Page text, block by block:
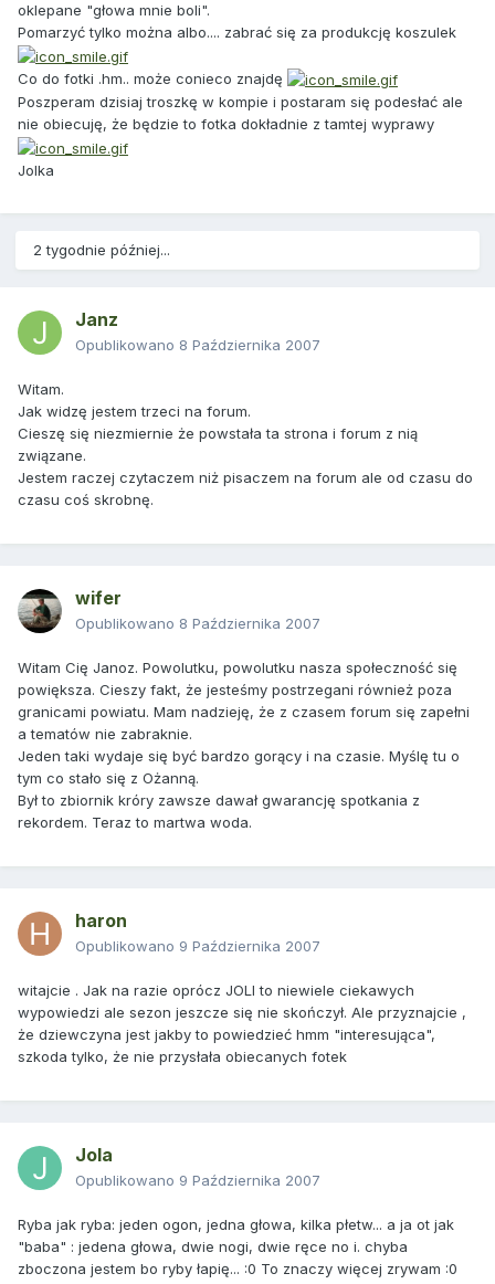
oklepane "głowa mnie boli".
Pomarzyć tylko można albo.... zabrać się za produkcję koszulek
Co do fotki .hm.. może conieco znajdę
Poszperam dzisiaj troszkę w kompie i postaram się podesłać ale
nie obiecuję, że będzie to fotka dokładnie z tamtej wyprawy
Jolka
2 tygodnie później...
Janz
Opublikowano 8 Października 2007
Witam.
Jak widzę jestem trzeci na forum.
Cieszę się niezmiernie że powstała ta strona i forum z nią
związane.
Jestem raczej czytaczem niż pisaczem na forum ale od czasu do
czasu coś skrobnę.
wifer
Opublikowano 8 Października 2007
Witam Cię Janoz. Powolutku, powolutku nasza społeczność się
powiększa. Cieszy fakt, że jesteśmy postrzegani również poza
granicami powiatu. Mam nadzieję, że z czasem forum się zapełni
a tematów nie zabraknie.
Jeden taki wydaje się być bardzo gorący i na czasie. Myślę tu o
tym co stało się z Ożanną.
Był to zbiornik króry zawsze dawał gwarancję spotkania z
rekordem. Teraz to martwa woda.
haron
Opublikowano 9 Października 2007
witajcie . Jak na razie oprócz JOLI to niewiele ciekawych
wypowiedzi ale sezon jeszcze się nie skończył. Ale przyznajcie ,
że dziewczyna jest jakby to powiedzieć hmm "interesująca",
szkoda tylko, że nie przysłała obiecanych fotek
Jola
Opublikowano 9 Października 2007
Ryba jak ryba: jeden ogon, jedna głowa, kilka płetw... a ja ot jak
"baba" : jedena głowa, dwie nogi, dwie ręce no i. chyba
zboczona jestem bo ryby łapię... :0 To znaczy więcej zrywam :0